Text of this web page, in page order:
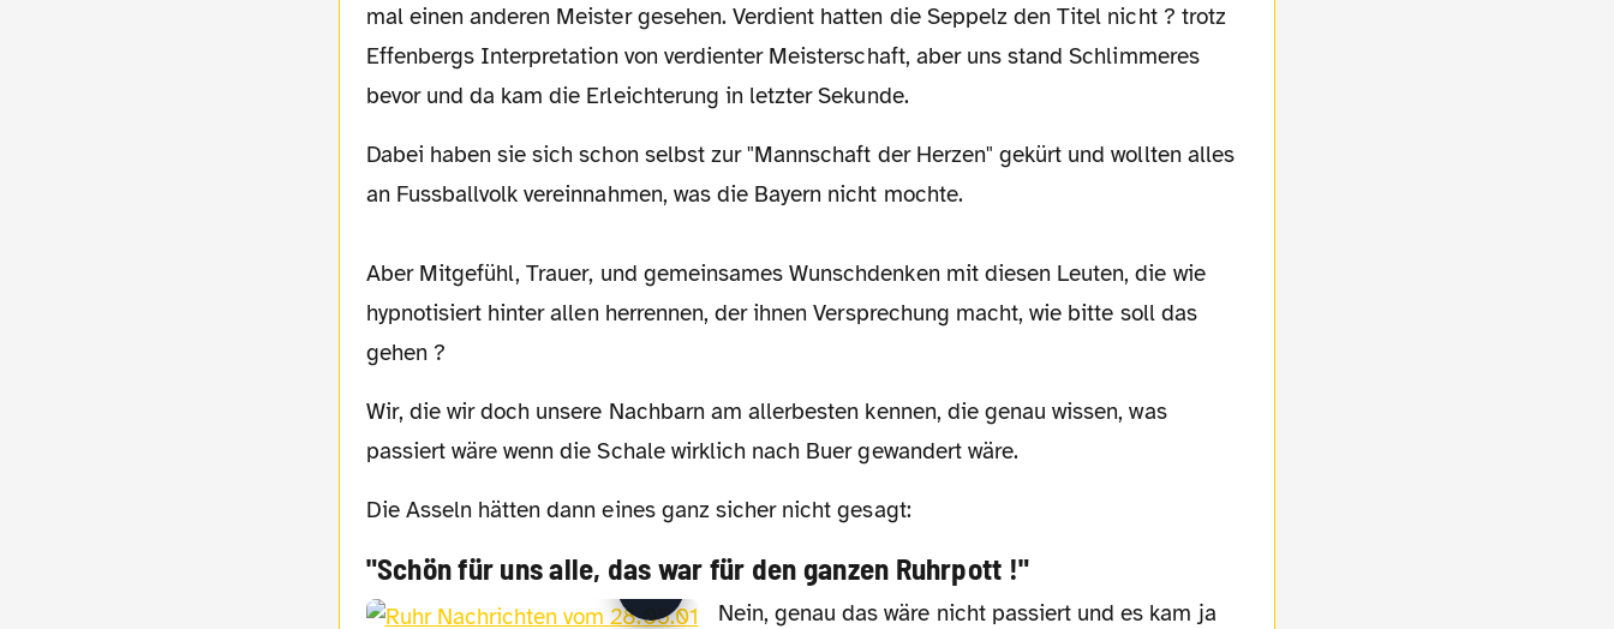
mal einen anderen Meister gesehen. Verdient hatten die Seppelz den Titel nicht ? trotz
Effenbergs Interpretation von verdienter Meisterschaft, aber uns stand Schlimmeres
bevor und da kam die Erleichterung in letzter Sekunde.
Dabei haben sie sich schon selbst zur "Mannschaft der Herzen" gekürt und wollten alles
an Fussballvolk vereinnahmen, was die Bayern nicht mochte.
Aber Mitgefühl, Trauer, und gemeinsames Wunschdenken mit diesen Leuten, die wie
hypnotisiert hinter allen herrennen, der ihnen Versprechung macht, wie bitte soll das
gehen ?
Wir, die wir doch unsere Nachbarn am allerbesten kennen, die genau wissen, was
passiert wäre wenn die Schale wirklich nach Buer gewandert wäre.
Die Asseln hätten dann eines ganz sicher nicht gesagt:
"Schön für uns alle, das war für den ganzen Ruhrpott !"
Nein, genau das wäre nicht passiert und es kam ja